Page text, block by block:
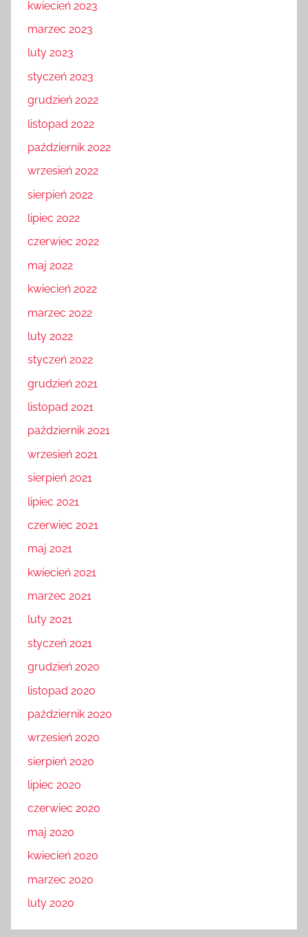
kwiecień 2023
marzec 2023
luty 2023
styczeń 2023
grudzień 2022
listopad 2022
październik 2022
wrzesień 2022
sierpień 2022
lipiec 2022
czerwiec 2022
maj 2022
kwiecień 2022
marzec 2022
luty 2022
styczeń 2022
grudzień 2021
listopad 2021
październik 2021
wrzesień 2021
sierpień 2021
lipiec 2021
czerwiec 2021
maj 2021
kwiecień 2021
marzec 2021
luty 2021
styczeń 2021
grudzień 2020
listopad 2020
październik 2020
wrzesień 2020
sierpień 2020
lipiec 2020
czerwiec 2020
maj 2020
kwiecień 2020
marzec 2020
luty 2020